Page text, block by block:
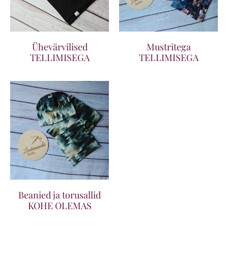
Ühevärvilised
TELLIMISEGA
Mustritega
TELLIMISEGA
Beanied ja torusallid
KOHE OLEMAS